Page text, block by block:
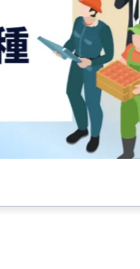
現役社員が語る『会